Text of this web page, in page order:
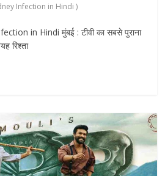
Infection in Hindi )
in Hindi मुंबई : टीवी का सबसे पुराना
रिश्ता